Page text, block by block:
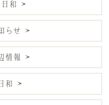
和
らせ
情報
和